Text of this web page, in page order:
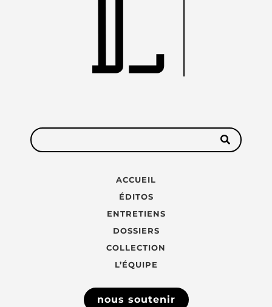
ACCUEIL
ÉDITOS
ENTRETIENS
DOSSIERS
COLLECTION
L’ÉQUIPE
nous soutenir